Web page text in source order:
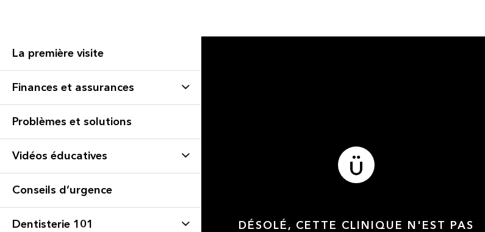
La première visite
Finances et assurances
Problèmes et solutions
Vidéos éducatives
Conseils d’urgence
Dentisterie 101
DÉSOLÉ, CETTE CLINIQUE N'EST PAS